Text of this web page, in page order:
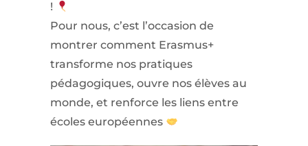
!
Pour nous, c’est l’occasion de
montrer comment Erasmus+
transforme nos pratiques
pédagogiques, ouvre nos élèves au
monde, et renforce les liens entre
écoles européennes